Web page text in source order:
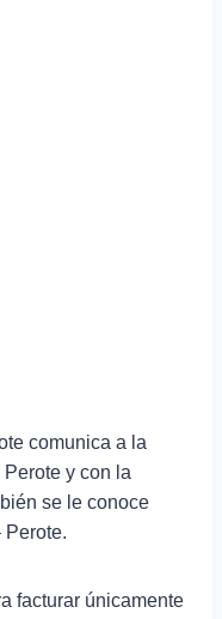
comunica a la
y con la
se le conoce
Perote.
facturar únicamente